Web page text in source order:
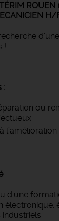
H/
!
:
ou
d'une
électronique,